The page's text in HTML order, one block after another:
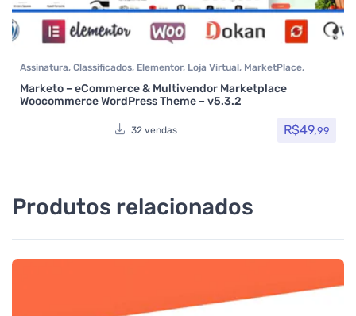
Assinatura, Classificados, Elementor, Loja Virtual, MarketPlace,
Temas
Themeforest Todos os itens Woocommerce
Marketo – eCommerce & Multivendor Marketplace
Woocommerce WordPress Theme – v5.3.2
32 vendas R$49,99
Produtos relacionados